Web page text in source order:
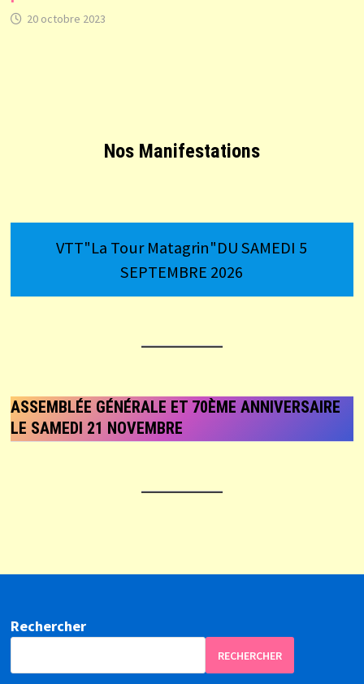
20 octobre 2023
Nos Manifestations
VTT"La Tour Matagrin"DU SAMEDI 5
SEPTEMBRE 2026
ASSEMBLÉE GÉNÉRALE ET 70ÈME ANNIVERSAIRE
LE SAMEDI 21 NOVEMBRE
Rechercher
RECHERCHER